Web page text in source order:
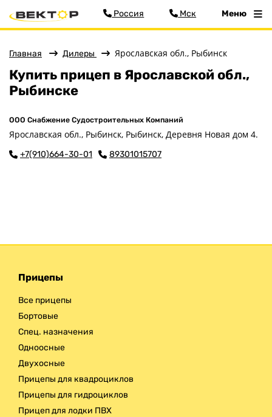
Меню
Запчасти
Статьи
Россия Мск Меню
Главная Дилеры Ярославская обл., Рыбинск
Купить прицеп в Ярославской обл.,
Рыбинске
ООО Снабжение Судостроительных Компаний
Ярославская обл., Рыбинск, Рыбинск, Деревня Новая дом 4.
+7(910)664-30-01 89301015707
Прицепы
Все прицепы
Бортовые
Спец. назначения
Одноосные
Двухосные
Прицепы для квадроциклов
Прицепы для гидроциклов
Прицеп для лодки ПВХ